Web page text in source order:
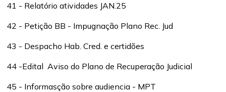
41 - Relatório atividades JAN.25
42 - Petição BB - Impugnação Plano Rec. Jud
43 - Despacho Hab. Cred. e certidões
44 -Edital Aviso do Plano de Recuperação Judicial
45 - Informasção sobre audiencia - MPT